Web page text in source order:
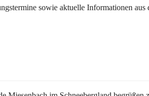
sowie aktuelle Informationen